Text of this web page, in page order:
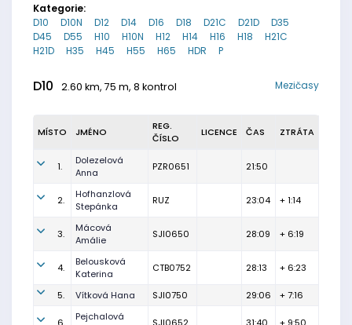
Kategorie:
D10
D10N D12 D14 D16 D18 D21C D21D
D35
D45
D55 H10 H10N H12 H14 H16 H18
H21C
H21D
H35 H45 H55 H65 HDR P
D10 2.60 km, 75 m, 8 kontrol Mezičasy
MÍSTO JMÉNO
REG.
ČÍSLO
LICENCE ČAS ZTRÁTA
1.
Dolezelová
Anna
PZR0651 21:50
2.
Hofhanzlová
Stepánka
RUZ 23:04 + 1:14
3.
Mácová
Amálie
SJI0650 28:09 + 6:19
4.
Belousková
Katerina
CTB0752 28:13 + 6:23
5. Vítková Hana SJI0750 29:06 + 7:16
Pejchalová